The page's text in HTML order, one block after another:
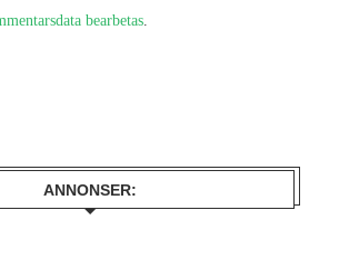
bearbetas.
ANNONSER: